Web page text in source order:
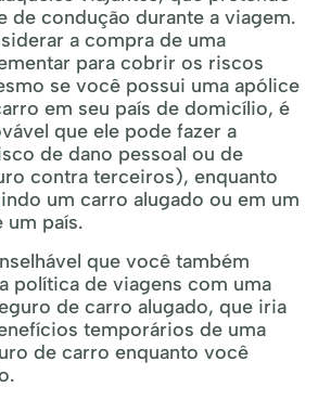
de condução durante a viagem.
a compra de uma
para cobrir os riscos
se você possui uma apólice
em seu país de domicílio, é
que ele pode fazer a
de dano pessoal ou de
contra terceiros), enquanto
um carro alugado ou em um
um país.
que você também
política de viagens com uma
de carro alugado, que iria
temporários de uma
de carro enquanto você